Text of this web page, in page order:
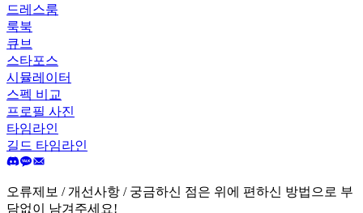
드레스룸
룩북
큐브
스타포스
시뮬레이터
스펙 비교
프로필 사진
타임라인
길드 타임라인
오류제보 / 개선사항 / 궁금하신 점은 위에 편하신 방법으로 부
담없이 남겨주세요!